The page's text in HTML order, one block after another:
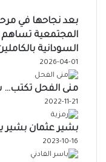
بعد نجاحها في
المجتمعية تساهم
السودانية
2026-04-01
منى الفحل
2022-11-21
بشير عثمان بشير يكتب…
2023-10-16